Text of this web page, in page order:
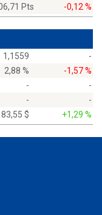
Pts -0,12 %
1,1559
-
2,88 %
-1,57 %
-
-
-
-
83,55 $ +1,29 %